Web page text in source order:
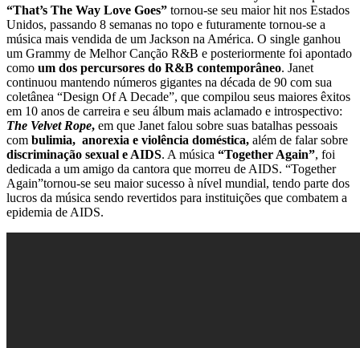
“That’s The Way Love Goes” tornou-se seu maior hit nos Estados
Unidos, passando 8 semanas no topo e futuramente tornou-se a
música mais vendida de um Jackson na América. O single ganhou
um Grammy de Melhor Canção R&B e posteriormente foi apontado
como um dos percursores do R&B contemporâneo. Janet
continuou mantendo números gigantes na década de 90 com sua
coletânea “Design Of A Decade”, que compilou seus maiores êxitos
em 10 anos de carreira e seu álbum mais aclamado e introspectivo:
The Velvet Rope, em que Janet falou sobre suas batalhas pessoais
com bulimia, anorexia e violência doméstica, além de falar sobre
discriminação sexual e AIDS. A música “Together Again”, foi
dedicada a um amigo da cantora que morreu de AIDS. “Together
Again”tornou-se seu maior sucesso à nível mundial, tendo parte dos
lucros da música sendo revertidos para instituições que combatem a
epidemia de AIDS.